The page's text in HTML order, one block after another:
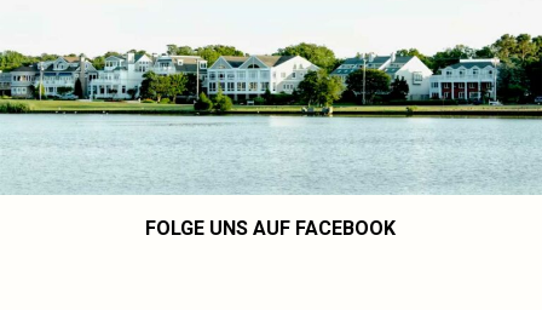
FOLGE UNS AUF FACEBOOK